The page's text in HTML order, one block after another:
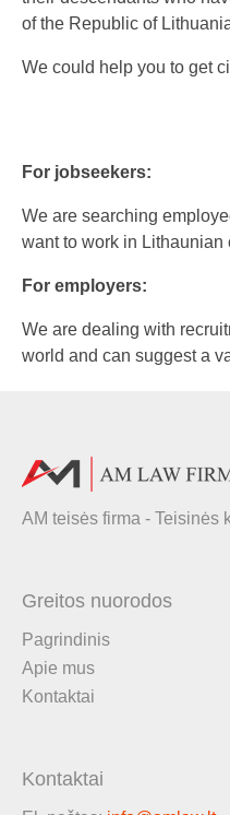
of the Republic of
We could help you to get
For jobseekers:
We are searching
want to work in Lithaunian
For employers:
We are dealing with
world and can suggest a
AM teisės firma - Teisinės
Greitos nuorodos
Pagrindinis
Apie mus
Kontaktai
Kontaktai